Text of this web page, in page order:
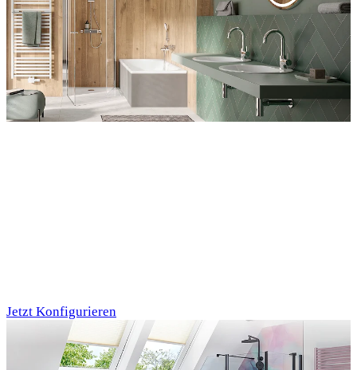
Jetzt Konfigurieren